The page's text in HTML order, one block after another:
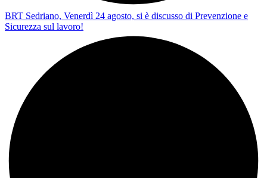
BRT Sedriano, Venerdì 24 agosto, si è discusso di Prevenzione e
Sicurezza sul lavoro!